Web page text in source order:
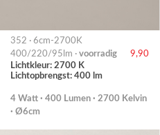
352 · 6cm-2700K
400/220/95lm · voorradig
9,90
Lichtkleur: 2700 K
Lichtopbrengst: 400 lm
4 Watt · 400 Lumen · 2700 Kelvin
· Ø6cm